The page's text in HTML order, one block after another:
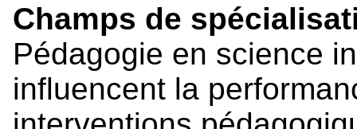
Champs de
Pédagogie en science
influencent la